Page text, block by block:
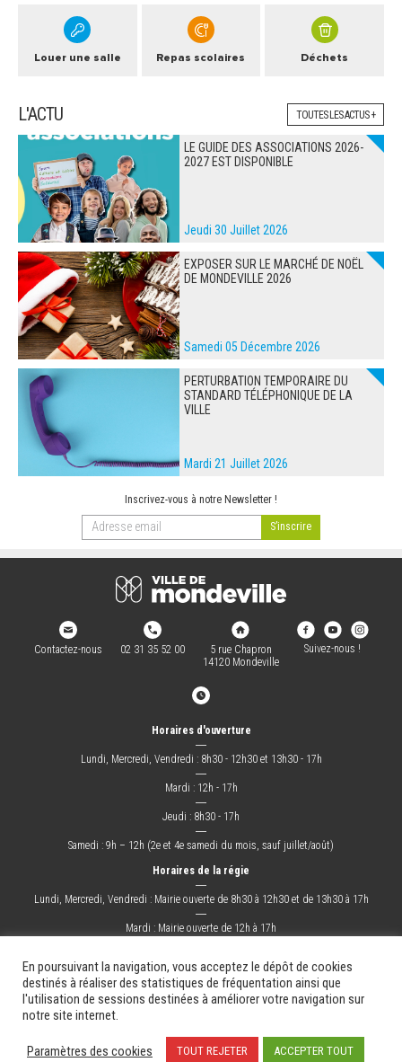
Louer une salle Repas scolaires Déchets
L'ACTU TOUTES LES ACTUS +
LE GUIDE DES ASSOCIATIONS 2026-
2027 EST DISPONIBLE
Jeudi 30 Juillet 2026
EXPOSER SUR LE MARCHÉ DE NOËL
DE MONDEVILLE 2026
Samedi 05 Décembre 2026
PERTURBATION TEMPORAIRE DU
STANDARD TÉLÉPHONIQUE DE LA
VILLE
Mardi 21 Juillet 2026
Inscrivez-vous à notre Newsletter !
Contactez-nous 02 31 35 52 00
5 rue Chapron
14120 Mondeville
Suivez-nous !
Horaires d'ouverture
―
Lundi, Mercredi, Vendredi : 8h30 - 12h30 et 13h30 - 17h
―
Mardi : 12h - 17h
―
Jeudi : 8h30 - 17h
―
Samedi : 9h – 12h (2e et 4e samedi du mois, sauf juillet/août)
Horaires de la régie
―
Lundi, Mercredi, Vendredi : Mairie ouverte de 8h30 à 12h30 et de 13h30 à 17h
―
Mardi : Mairie ouverte de 12h à 17h
La Ville Mes démarches Grandir ! Sortir ! Changer !
Les docs.
Mentions légales
En poursuivant la navigation, vous acceptez le dépôt de cookies
destinés à réaliser des statistiques de fréquentation ainsi que
l'utilisation de sessions destinées à améliorer votre navigation sur
notre site internet.
Paramètres des cookies TOUT REJETER ACCEPTER TOUT